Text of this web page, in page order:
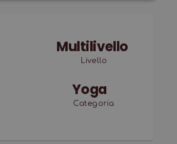
Multilivello
Livello
Yoga
Categoria